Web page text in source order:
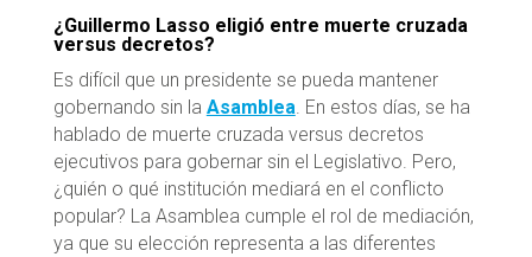
¿Guillermo Lasso eligió entre muerte cruzada
versus decretos?
Es difícil que un presidente se pueda mantener
gobernando sin la Asamblea. En estos días, se ha
hablado de muerte cruzada versus decretos
ejecutivos para gobernar sin el Legislativo. Pero,
¿quién o qué institución mediará en el conflicto
popular? La Asamblea cumple el rol de mediación,
ya que su elección representa a las diferentes